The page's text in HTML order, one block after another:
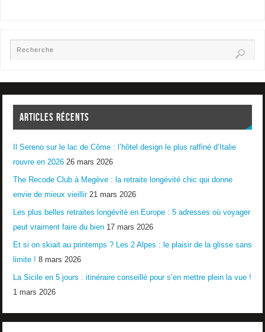
ARTICLES RÉCENTS
Il Sereno sur le lac de Côme : l’hôtel design le plus raffiné d’Italie
rouvre en 2026 26 mars 2026
The Recode Club à Megève : la retraite longévité chic qui donne
envie de mieux vieillir 21 mars 2026
Les plus belles retraites longévité en Europe : 5 adresses où voyager
peut vraiment faire du bien 17 mars 2026
Et si on skiait au printemps ? Les 2 Alpes : le plaisir de la glisse sans
limite ! 8 mars 2026
La Sicile en 5 jours : itinéraire conseillé pour s’en mettre plein la vue !
1 mars 2026